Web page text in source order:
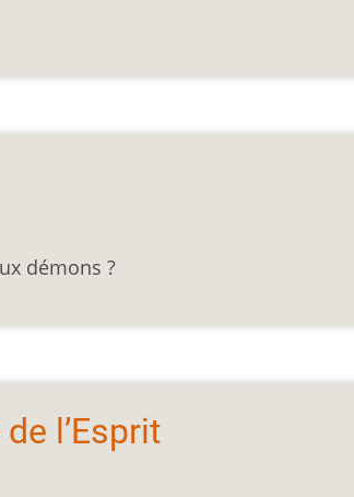
démons ?
l’Esprit